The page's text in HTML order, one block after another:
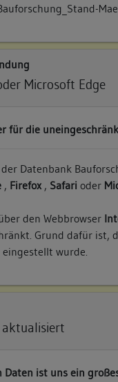
Microsoft Edge
für die
Datenbank
, Firefox , Safari oder
den Webbrowser
Grund dafür ist,
wurde.
aktualisiert
ist uns ein